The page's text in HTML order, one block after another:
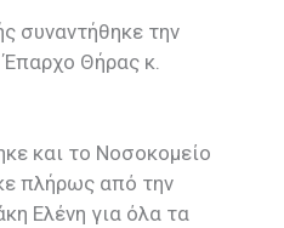
συναντήθηκε την
Θήρας κ.
και το Νοσοκομείο
πλήρως από την
Ελένη για όλα τα